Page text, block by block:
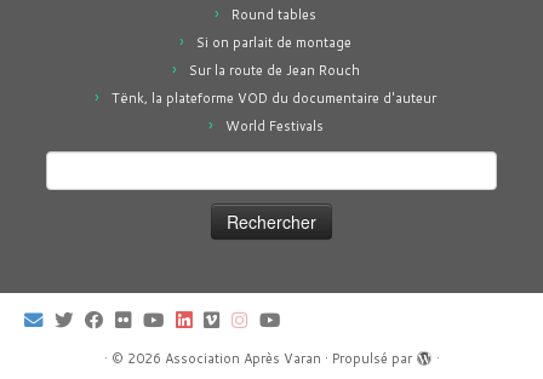
Round tables
Si on parlait de montage
Sur la route de Jean Rouch
Tënk, la plateforme VOD du documentaire d'auteur
World Festivals
· © 2026 Association Après Varan · Propulsé par
·